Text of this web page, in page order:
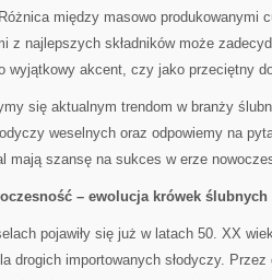
między masowo produkowanymi
z najlepszych składników może
wyjątkowy akcent, czy jako przeciętny
się aktualnym trendom w branży
weselnych oraz odpowiemy na
mają szansę na sukces w erze
– ewolucja krówek ślubnych
pojawiły się już w latach 50. XX
drogich importowanych słodyczy. Przez